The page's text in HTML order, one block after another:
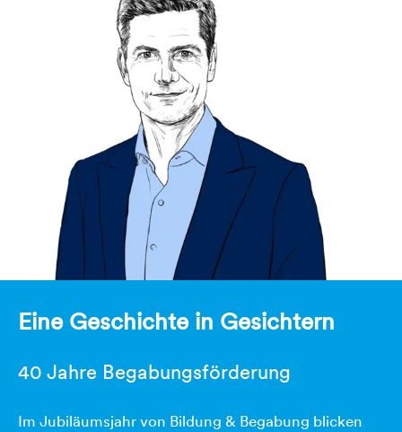
Eine Geschichte in Gesichtern
40 Jahre Begabungsförderung
Im Jubiläumsjahr von Bildung & Begabung blicken